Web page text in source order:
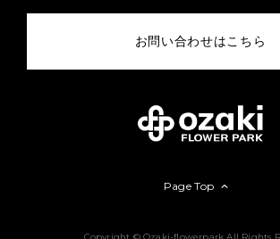
お問い合わせはこちら
Page Top